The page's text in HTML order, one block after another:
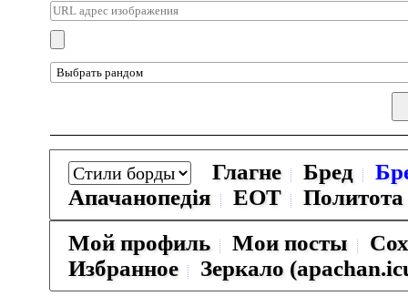
Глагне Бред
Апачанопедiя
ЕОТ
Политота
Мой профиль
Мои посты
Избранное
Зеркало